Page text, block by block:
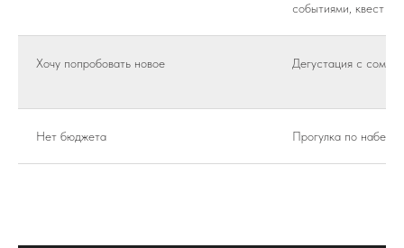
событиями, квест
Хочу попробовать новое Дегустация с
Нет бюджета Прогулка по